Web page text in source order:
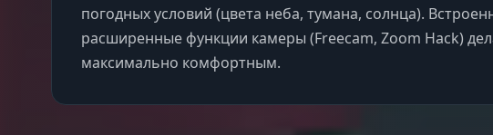
погодных условий (цвета неба, тумана, солнца).
расширенные функции камеры (Freecam, Zoom Hack)
максимально комфортным.